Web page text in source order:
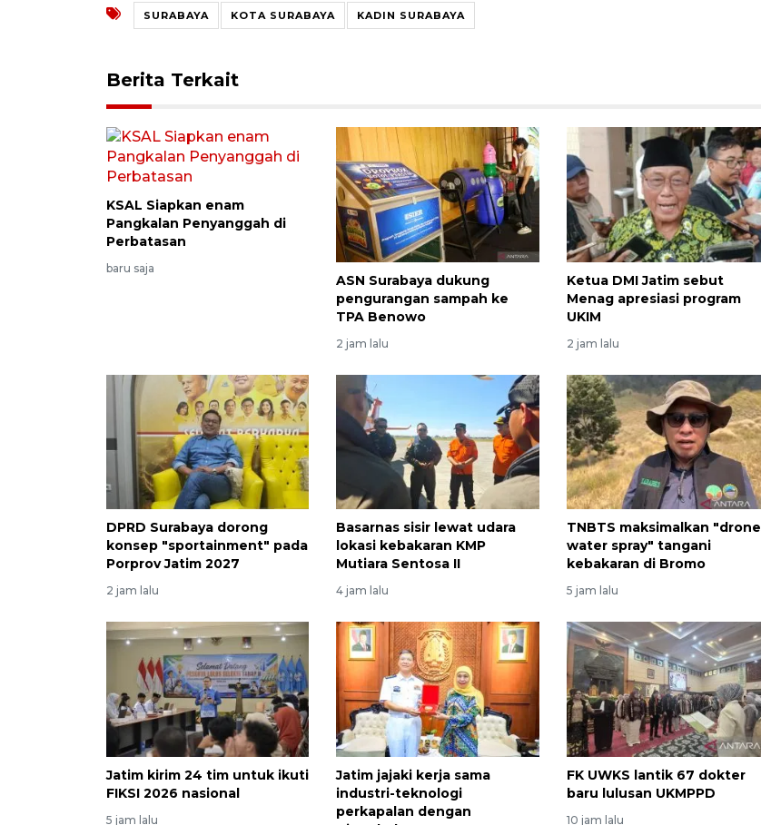
SURABAYA KOTA SURABAYA KADIN SURABAYA
Berita Terkait
KSAL Siapkan enam
Pangkalan Penyanggah di
Perbatasan
baru saja
ASN Surabaya dukung
pengurangan sampah ke
TPA Benowo
2 jam lalu
Ketua DMI Jatim sebut
Menag apresiasi program
UKIM
2 jam lalu
DPRD Surabaya dorong
konsep "sportainment" pada
Porprov Jatim 2027
2 jam lalu
Basarnas sisir lewat udara
lokasi kebakaran KMP
Mutiara Sentosa II
4 jam lalu
TNBTS maksimalkan "drone
water spray" tangani
kebakaran di Bromo
5 jam lalu
Jatim kirim 24 tim untuk ikuti
FIKSI 2026 nasional
5 jam lalu
Jatim jajaki kerja sama
industri-teknologi
perkapalan dengan
FK UWKS lantik 67 dokter
baru lulusan UKMPPD
10 jam lalu
Memberantas kejahatan
jalanan Jakarta
2026-08-05 18:00:00